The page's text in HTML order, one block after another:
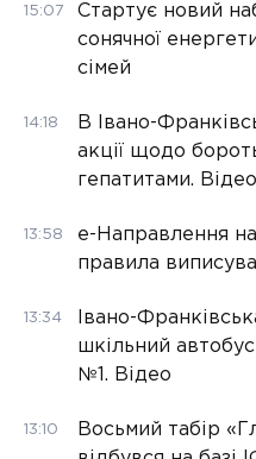
15:07
Стартує новий
сонячної
сімей
14:18
В Івано-
акції щодо
гепатитами. Відео
13:58
е-Направлення
правила
13:34
Івано-
шкільний
№1. Відео
13:10
Восьмий табір